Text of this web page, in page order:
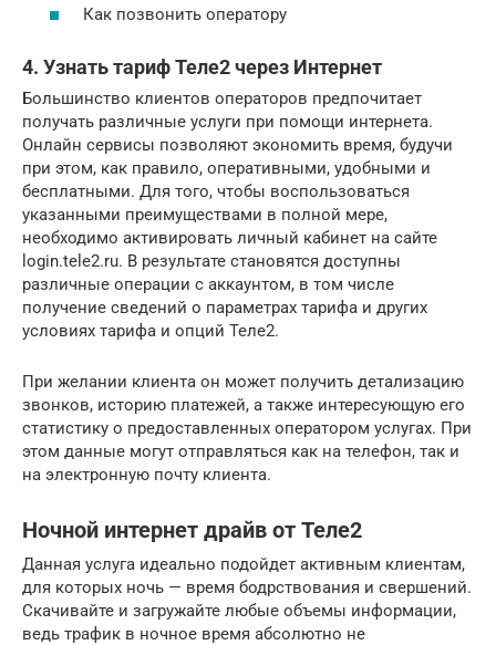
Как позвонить оператору
4. Узнать тариф Теле2 через Интернет
Большинство клиентов операторов предпочитает
получать различные услуги при помощи интернета.
Онлайн сервисы позволяют экономить время, будучи
при этом, как правило, оперативными, удобными и
бесплатными. Для того, чтобы воспользоваться
указанными преимуществами в полной мере,
необходимо активировать личный кабинет на сайте
login.tele2.ru. В результате становятся доступны
различные операции с аккаунтом, в том числе
получение сведений о параметрах тарифа и других
условиях тарифа и опций Теле2.
При желании клиента он может получить детализацию
звонков, историю платежей, а также интересующую его
статистику о предоставленных оператором услугах. При
этом данные могут отправляться как на телефон, так и
на электронную почту клиента.
Ночной интернет драйв от Теле2
Данная услуга идеально подойдет активным клиентам,
для которых ночь — время бодрствования и свершений.
Скачивайте и загружайте любые объемы информации,
ведь трафик в ночное время абсолютно не